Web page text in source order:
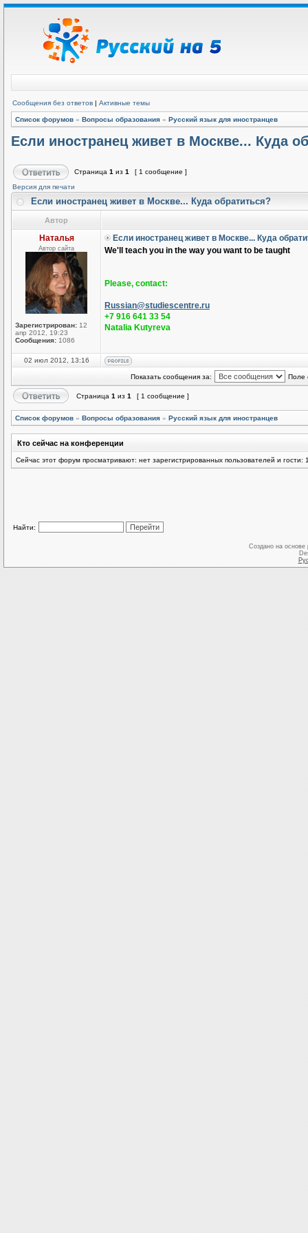
Сообщения без ответов | Активные темы
Список форумов » Вопросы образования » Русский язык для иностранцев
Если иностранец живет в Москве... Куда
Страница 1 из 1
[ 1 сообщение ]
Версия для печати
Если иностранец живет в Москве... Куда обратиться?
Автор
Наталья
Автор сайта
Зарегистрирован: 12
апр 2012, 19:23
Сообщения: 1086
Если иностранец живет в Москве... Куда
We'll teach you in the way you want to be taught
Please, contact:
Russian@studiescentre.ru
+7 916 641 33 54
Natalia Kutyreva
02 июл 2012, 13:16
Показать сообщения за: Поле
Страница 1 из 1 [ 1 сообщение ]
Список форумов » Вопросы образования » Русский язык для иностранцев
Кто сейчас на конференции
Сейчас этот форум просматривают: нет зарегистрированных пользователей и гости:
Найти:
Создано на основе